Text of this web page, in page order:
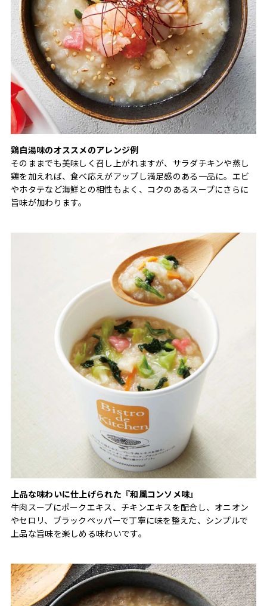
鶏白湯味のオススメのアレンジ例
そのままでも美味しく召し上がれますが、サラダチキンや蒸し
鶏を加えれば、食べ応えがアップし満足感のある一品に。エビ
やホタテなど海鮮との相性もよく、コクのあるスープにさらに
旨味が加わります。
上品な味わいに仕上げられた『和風コンソメ味』
牛肉スープにポークエキス、チキンエキスを配合し、オニオン
やセロリ、ブラックペッパーで丁寧に味を整えた、シンプルで
上品な旨味を楽しめる味わいです。